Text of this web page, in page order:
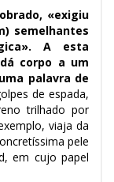
«exigiu
semelhantes
A esta
corpo a um
palavra de
de espada,
trilhado por
viaja da
pele
em cujo papel